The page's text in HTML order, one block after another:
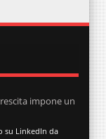
impone un
su LinkedIn da